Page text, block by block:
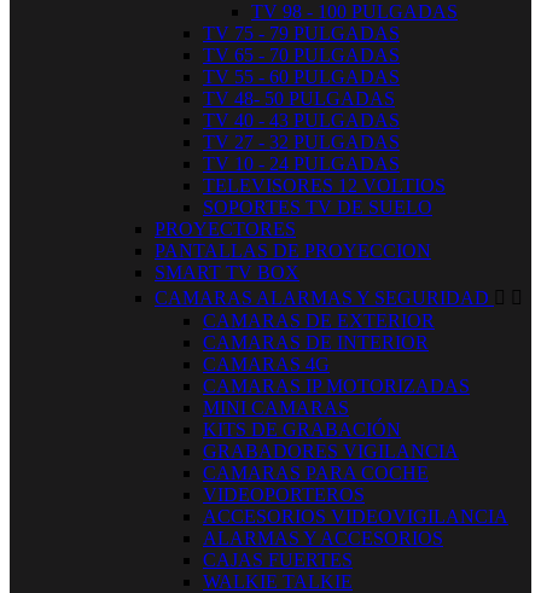
TV 98 - 100 PULGADAS
TV 75 - 79 PULGADAS
TV 65 - 70 PULGADAS
TV 55 - 60 PULGADAS
TV 48- 50 PULGADAS
TV 40 - 43 PULGADAS
TV 27 - 32 PULGADAS
TV 10 - 24 PULGADAS
TELEVISORES 12 VOLTIOS
SOPORTES TV DE SUELO
PROYECTORES
PANTALLAS DE PROYECCION
SMART TV BOX
CAMARAS ALARMAS Y SEGURIDAD  
CAMARAS DE EXTERIOR
CAMARAS DE INTERIOR
CAMARAS 4G
CAMARAS IP MOTORIZADAS
MINI CAMARAS
KITS DE GRABACIÓN
GRABADORES VIGILANCIA
CAMARAS PARA COCHE
VIDEOPORTEROS
ACCESORIOS VIDEOVIGILANCIA
ALARMAS Y ACCESORIOS
CAJAS FUERTES
WALKIE TALKIE